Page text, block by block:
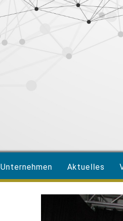
Unternehmen Aktuelles